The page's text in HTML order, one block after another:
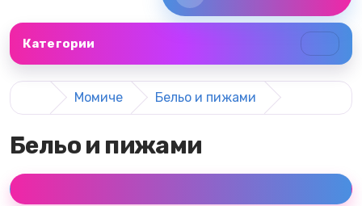
Категории
Момиче Бельо и пижами
Бельо и пижами